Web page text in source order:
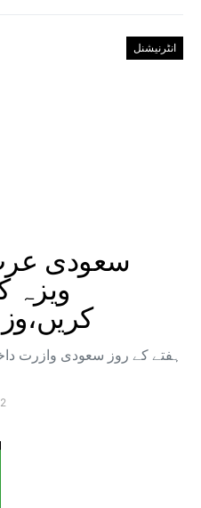
انٹرنیشنل
سعودی
ہفتے کے روز سعودی وازرت